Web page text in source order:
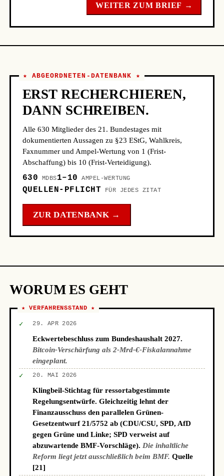
WEITER ZUM BRIEF →
★ ABGEORDNETEN-DATENBANK ★
ERST RECHERCHIEREN,
DANN SCHREIBEN.
Alle 630 Mitglieder des 21. Bundestages mit
dokumentierten Aussagen zu §23 EStG, Wahlkreis,
Faxnummer und Ampel-Wertung von 1 (Frist-
Abschaffung) bis 10 (Frist-Verteidigung).
630 MDBS1–10 AMPEL-WERTUNG
QUELLEN-PFLICHT FÜR JEDES ZITAT
ZUR DATENBANK →
WORUM ES GEHT
★ VERFAHRENSSTAND ★
✓ 29. APR 2026
Eckwertebeschluss zum Bundeshaushalt 2027.
Bitcoin-Verschärfung als 2-Mrd-€-Fiskalannahme
eingeplant.
✓ 20. MAI 2026
Klingbeil-Stichtag für ressortabgestimmte
Regelungsentwürfe. Gleichzeitig lehnt der
Finanzausschuss den parallelen Grünen-
Gesetzentwurf 21/5752 ab (CDU/CSU, SPD, AfD
gegen Grüne und Linke; SPD verweist auf
abzuwartende BMF-Vorschläge). Die inhaltliche
Reform liegt jetzt ausschließlich beim BMF. Quelle
[21]